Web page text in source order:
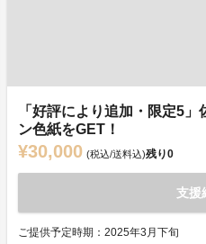
「好評により追加・限定5
ン色紙をGET！
¥30,000 (税込/送料込)残り0
支援
ご提供予定時期：2025年3月下旬